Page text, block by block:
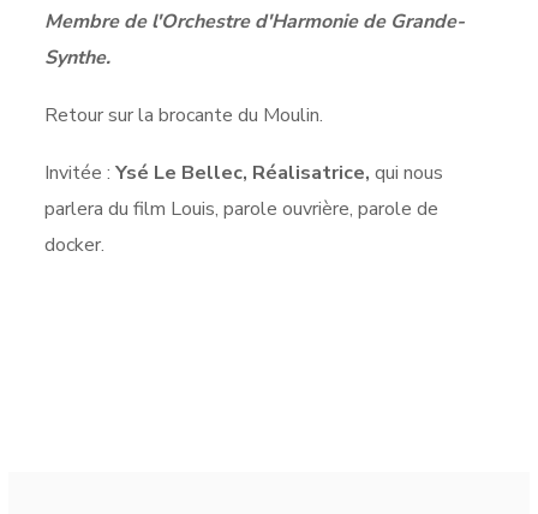
Membre de l'Orchestre d'Harmonie de Grande-
Synthe.
Retour sur la brocante du Moulin.
Invitée :Ysé Le Bellec, Réalisatrice, qui nous
parlera du film Louis, parole ouvrière, parole de
docker.